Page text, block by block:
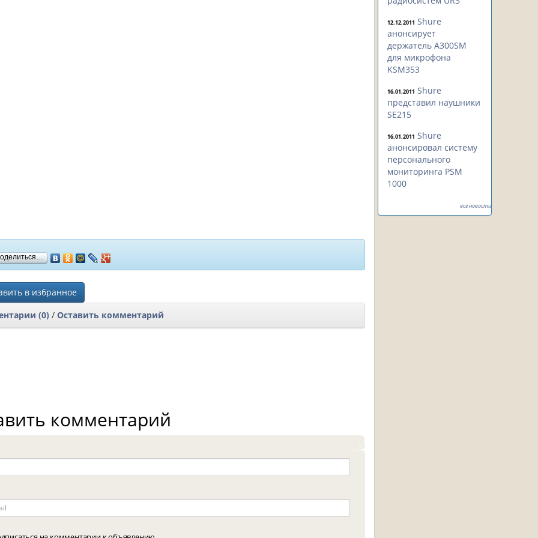
в избранное
(0) / Оставить комментарий
комментарий
12.12.2011 Shure
анонсирует
держатель A300SM
для микрофона
KSM353
16.01.2011 Shure
представил наушники
SE215
16.01.2011 Shure
анонсировал систему
персонального
мониторинга PSM
1000
все новости